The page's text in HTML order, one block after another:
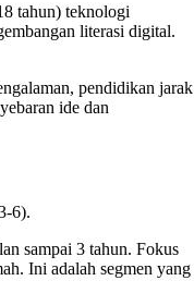
tahun) teknologi
literasi digital.
pendidikan jarak
ide dan
6).
sampai 3 tahun. Fokus
Ini adalah segmen yang